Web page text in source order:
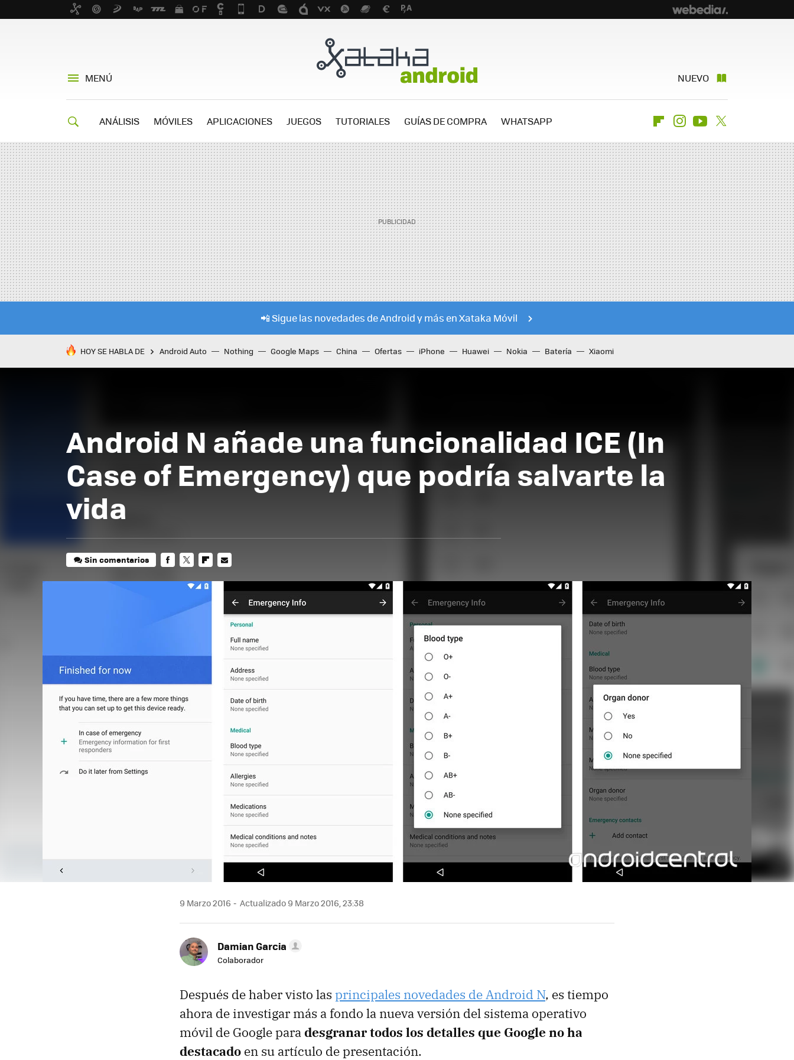
MENÚ NUEVO
ANÁLISIS MÓVILES APLICACIONES JUEGOS TUTORIALES GUÍAS DE COMPRA WHATSAPP FlipboardInstagramYoutube
📲 Sigue las novedades de Android y más en Xataka Móvil
HOY SE HABLA DE Android Auto Nothing Google Maps China Ofertas iPhone Huawei Nokia Batería Xiaomi
Android N añade una funcionalidad ICE (In
Case of Emergency) que podría salvarte la
vida
Sin comentarios
9 Marzo 2016 Actualizado 9 Marzo 2016, 23:38
Damian Garcia
Colaborador
Después de haber visto las principales novedades de Android N, es tiempo
ahora de investigar más a fondo la nueva versión del sistema operativo
móvil de Google paradesgranar todos los detalles que Google no ha
destacado en su artículo de presentación.